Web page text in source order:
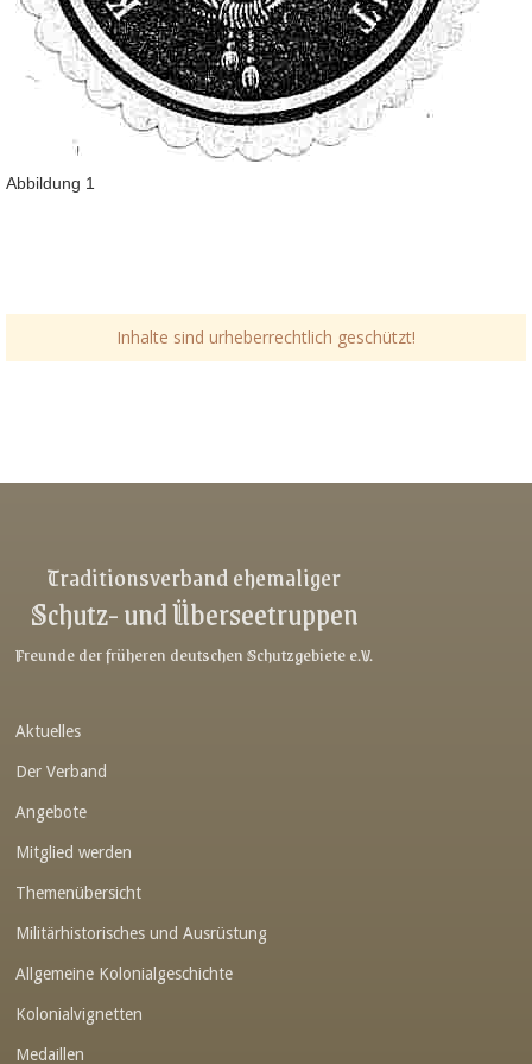
Abbildung 1
Inhalte sind urheberrechtlich geschützt!
Link-v-z
Link-v-z
Link-v-z
Link-v-z
Link-v-z
Link-v-z
Link-v-z
Link-v-z
Traditionsverband ehemaliger
Schutz- und Überseetruppen
Freunde der früheren deutschen Schutzgebiete e.V.
Aktuelles
Der Verband
Angebote
Mitglied werden
Themenübersicht
Militärhistorisches und Ausrüstung
Allgemeine Kolonialgeschichte
Kolonialvignetten
Medaillen